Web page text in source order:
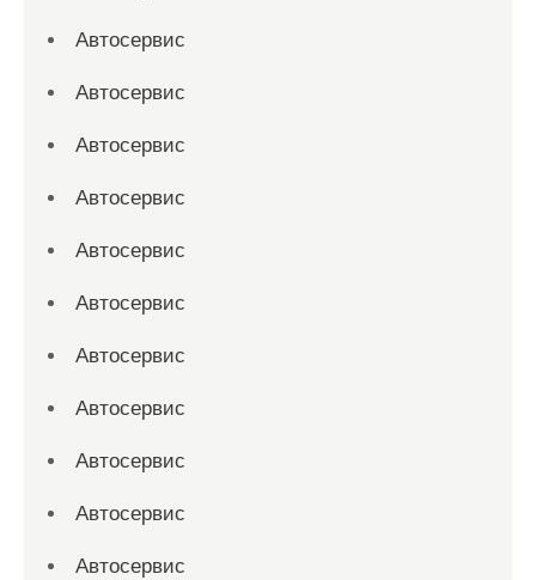
Автосервис
Автосервис
Автосервис
Автосервис
Автосервис
Автосервис
Автосервис
Автосервис
Автосервис
Автосервис
Автосервис